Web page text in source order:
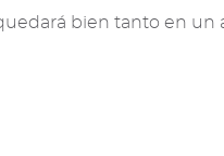
bien tanto en